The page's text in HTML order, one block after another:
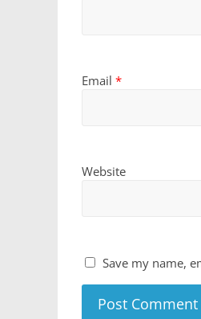
Email *
Website
Save my name,